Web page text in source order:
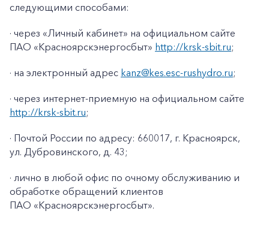
следующими способами:
· через «Личный кабинет» на официальном сайте
ПАО «Красноярскэнергосбыт» http://krsk-sbit.ru;
· на электронный адрес kanz@kes.esc-rushydro.ru;
· через интернет-приемную на официальном сайте
http://krsk-sbit.ru;
· Почтой России по адресу: 660017, г. Красноярск,
ул. Дубровинского, д. 43;
· лично в любой офис по очному обслуживанию и
обработке обращений клиентов
ПАО «Красноярскэнергосбыт».